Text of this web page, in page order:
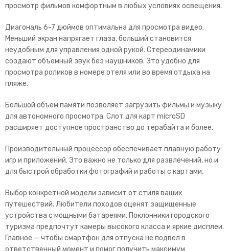
просмотр фильмов комфортным в любых условиях освещения.
Диагональ 6-7 дюймов оптимальна для просмотра видео.
Меньший экран напрягает глаза, больший становится
неудобным для управления одной рукой. Стереодинамики
создают объемный звук без наушников. Это удобно для
просмотра роликов в номере отеля или во время отдыха на
пляже.
Большой объем памяти позволяет загрузить фильмы и музыку
для автономного просмотра. Слот для карт microSD
расширяет доступное пространство до терабайта и более.
Производительный процессор обеспечивает плавную работу
игр и приложений. Это важно не только для развлечений, но и
для быстрой обработки фотографий и работы с картами.
Выбор конкретной модели зависит от стиля ваших
путешествий. Любители походов оценят защищенные
устройства с мощными батареями. Поклонники городского
туризма предпочтут камеры высокого класса и яркие дисплеи.
Главное — чтобы смартфон для отпуска не подвел в